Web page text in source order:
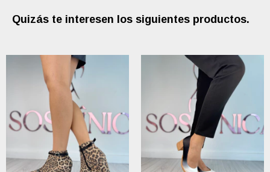
Quizás te interesen los siguientes productos.